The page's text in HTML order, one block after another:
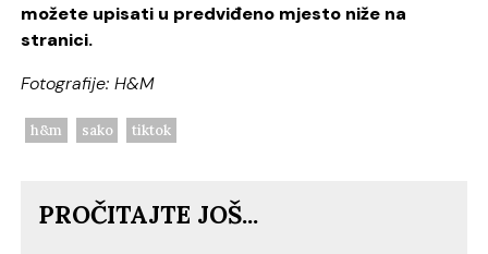
možete upisati u predviđeno mjesto niže na
stranici.
Fotografije: H&M
h&m sako tiktok
PROČITAJTE JOŠ...